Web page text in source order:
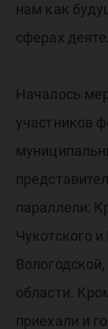
нам как
сферах
Началось
участников
параллели:
Чукотского
области.
приехали и